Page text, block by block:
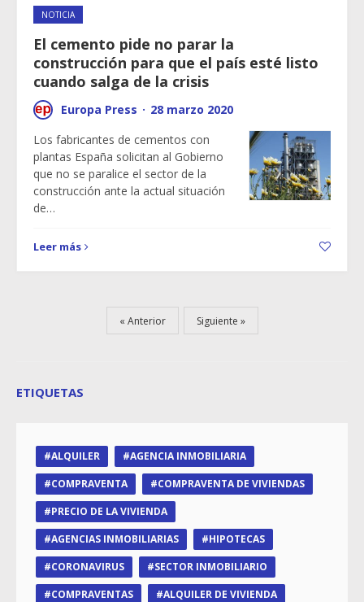
NOTICIA
El cemento pide no parar la
construcción para que el país esté listo
cuando salga de la crisis
Europa Press · 28 marzo 2020
Los fabricantes de cementos con
plantas España solicitan al Gobierno
que no se paralice el sector de la
construcción ante la actual situación
de…
Leer más
Anterior Siguiente
ETIQUETAS
ALQUILER
AGENCIA INMOBILIARIA
COMPRAVENTA
COMPRAVENTA DE VIVIENDAS
PRECIO DE LA VIVIENDA
AGENCIAS INMOBILIARIAS
HIPOTECAS
CORONAVIRUS
SECTOR INMOBILIARIO
COMPRAVENTAS
ALQUILER DE VIVIENDA